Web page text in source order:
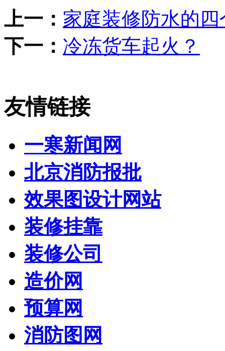
上一： 家庭装修防水的
下一： 冷冻货车起火？
友情链接
一寒新闻网
北京消防报批
效果图设计网站
装修挂靠
装修公司
造价网
预算网
消防图网